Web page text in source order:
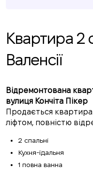
Квартира 2
Валенсії
Відремонтована
вулиця Кончіта Пікер
Продається
ліфтом, повністю
2 спальні
Кухня-їдальня
1 повна ванна